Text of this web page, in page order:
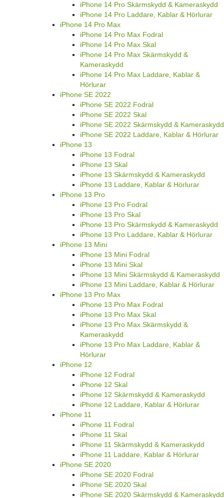
iPhone 14 Pro Skärmskydd & Kameraskydd
iPhone 14 Pro Laddare, Kablar & Hörlurar
iPhone 14 Pro Max
iPhone 14 Pro Max Fodral
iPhone 14 Pro Max Skal
iPhone 14 Pro Max Skärmskydd &
Kameraskydd
iPhone 14 Pro Max Laddare, Kablar &
Hörlurar
iPhone SE 2022
iPhone SE 2022 Fodral
iPhone SE 2022 Skal
iPhone SE 2022 Skärmskydd & Kameraskydd
iPhone SE 2022 Laddare, Kablar & Hörlurar
iPhone 13
iPhone 13 Fodral
iPhone 13 Skal
iPhone 13 Skärmskydd & Kameraskydd
iPhone 13 Laddare, Kablar & Hörlurar
iPhone 13 Pro
iPhone 13 Pro Fodral
iPhone 13 Pro Skal
iPhone 13 Pro Skärmskydd & Kameraskydd
iPhone 13 Pro Laddare, Kablar & Hörlurar
iPhone 13 Mini
iPhone 13 Mini Fodral
iPhone 13 Mini Skal
iPhone 13 Mini Skärmskydd & Kameraskydd
iPhone 13 Mini Laddare, Kablar & Hörlurar
iPhone 13 Pro Max
iPhone 13 Pro Max Fodral
iPhone 13 Pro Max Skal
iPhone 13 Pro Max Skärmskydd &
Kameraskydd
iPhone 13 Pro Max Laddare, Kablar &
Hörlurar
iPhone 12
iPhone 12 Fodral
iPhone 12 Skal
iPhone 12 Skärmskydd & Kameraskydd
iPhone 12 Laddare, Kablar & Hörlurar
iPhone 11
iPhone 11 Fodral
iPhone 11 Skal
iPhone 11 Skärmskydd & Kameraskydd
iPhone 11 Laddare, Kablar & Hörlurar
iPhone SE 2020
iPhone SE 2020 Fodral
iPhone SE 2020 Skal
iPhone SE 2020 Skärmskydd & Kameraskydd